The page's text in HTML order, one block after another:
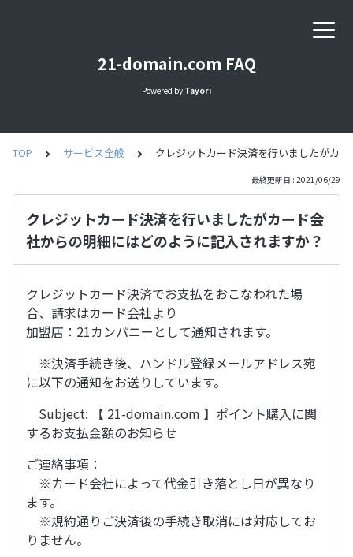
21-domain.com FAQ
Powered by Tayori
TOP サービス全般 クレジットカード決済を行いましたがカ
最終更新日 : 2021/06/29
クレジットカード決済を行いましたがカード会
社からの明細にはどのように記入されますか？
クレジットカード決済でお支払をおこなわれた場
合、請求はカード会社より
加盟店：21カンパニーとして通知されます。
※決済手続き後、ハンドル登録メールアドレス宛
に以下の通知をお送りしています。
Subject: 【 21-domain.com 】ポイント購入に関
するお支払金額のお知らせ
ご連絡事項：
※カード会社によって代金引き落とし日が異なり
ます。
※規約通りご決済後の手続き取消には対応してお
りません。